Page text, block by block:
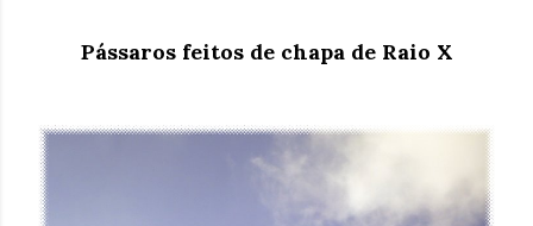
Pássaros feitos de chapa de Raio X